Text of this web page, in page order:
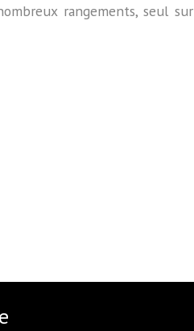
rangements, seul sur